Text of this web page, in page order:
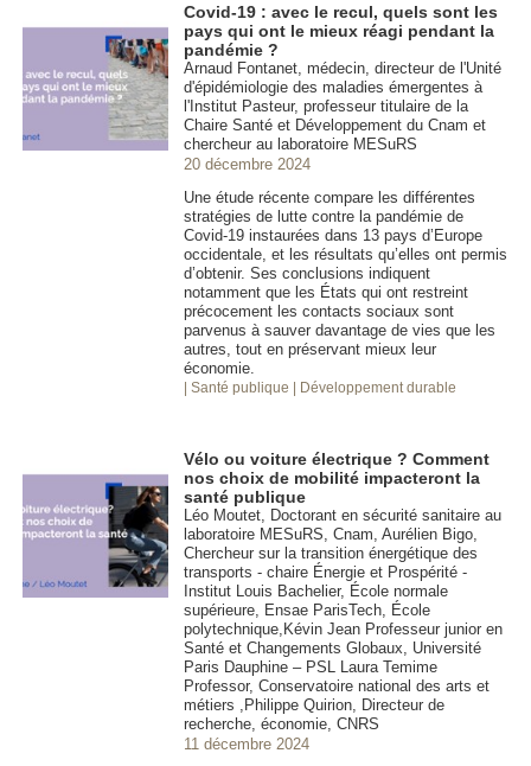
Covid-19 : avec le recul, quels sont les
pays qui ont le mieux réagi pendant la
pandémie ?
Arnaud Fontanet, médecin, directeur de l'Unité
d'épidémiologie des maladies émergentes à
l'Institut Pasteur, professeur titulaire de la
Chaire Santé et Développement du Cnam et
chercheur au laboratoire MESuRS
20 décembre 2024
Une étude récente compare les différentes
stratégies de lutte contre la pandémie de
Covid-19 instaurées dans 13 pays d’Europe
occidentale, et les résultats qu’elles ont permis
d’obtenir. Ses conclusions indiquent
notamment que les États qui ont restreint
précocement les contacts sociaux sont
parvenus à sauver davantage de vies que les
autres, tout en préservant mieux leur
économie.
| Santé publique | Développement durable
Vélo ou voiture électrique ? Comment
nos choix de mobilité impacteront la
santé publique
Léo Moutet, Doctorant en sécurité sanitaire au
laboratoire MESuRS, Cnam, Aurélien Bigo,
Chercheur sur la transition énergétique des
transports - chaire Énergie et Prospérité -
Institut Louis Bachelier, École normale
supérieure, Ensae ParisTech, École
polytechnique,Kévin Jean Professeur junior en
Santé et Changements Globaux, Université
Paris Dauphine – PSL Laura Temime
Professor, Conservatoire national des arts et
métiers ,Philippe Quirion, Directeur de
recherche, économie, CNRS
11 décembre 2024